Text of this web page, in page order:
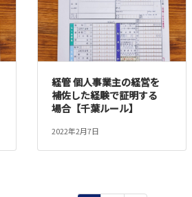
経管 個人事業主の経営を
補佐した経験で証明する
場合【千葉ルール】
2022年2月7日